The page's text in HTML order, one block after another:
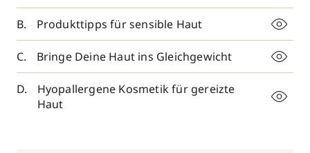
Produkttipps für sensible Haut
Bringe Deine Haut ins Gleichgewicht
Hyopallergene Kosmetik für gereizte
Haut